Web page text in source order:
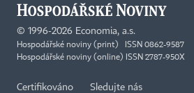
© 1996-2026 Economia, a.s.
Hospodářské noviny (print) ISSN 0862-9587
Hospodářské noviny (online) ISSN 2787-950X
Certifikováno Sledujte nás